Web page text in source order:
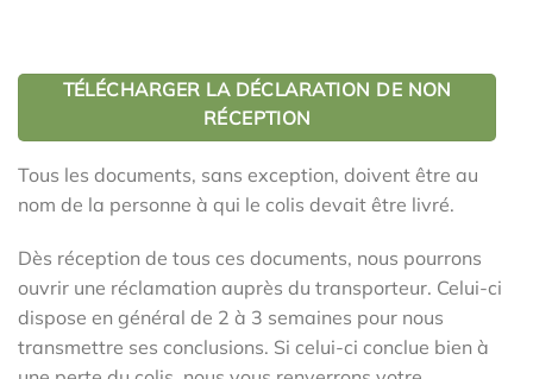
TÉLÉCHARGER LA DÉCLARATION DE NON
RÉCEPTION
Tous les documents, sans exception, doivent être au
nom de la personne à qui le colis devait être livré.
Dès réception de tous ces documents, nous pourrons
ouvrir une réclamation auprès du transporteur. Celui-ci
dispose en général de 2 à 3 semaines pour nous
transmettre ses conclusions. Si celui-ci conclue bien à